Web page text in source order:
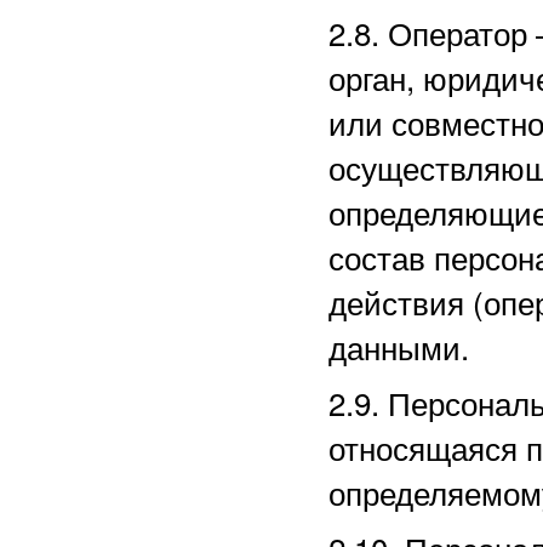
2.8. Оператор
орган,
или
состав
действия
данными.
2.9.
относящаяся